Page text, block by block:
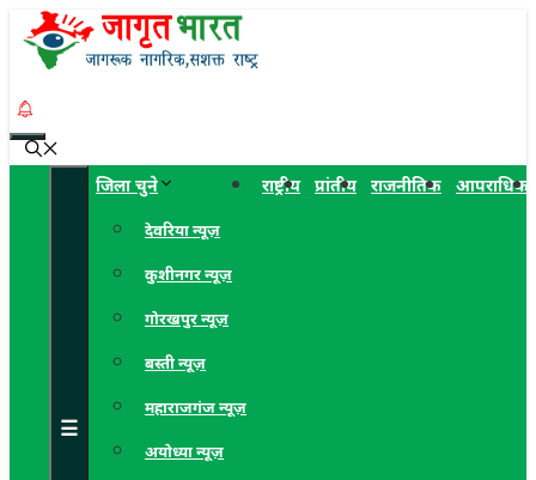
Skip
to
Menu
☰
जिला चुने
देवरिया न्यूज़
कुशीनगर न्यूज़
गोरखपुर न्यूज़
बस्ती न्यूज़
महाराजगंज न्यूज़
अयोध्या न्यूज़
राष्ट्रीय प्रांतीय राजनीतिक आपराधिक